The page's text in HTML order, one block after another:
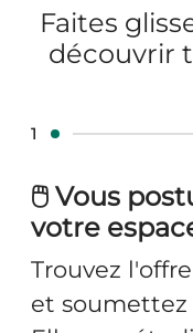
Faites
découvrir
1
🖱️ Vous
votre
Trouvez
et